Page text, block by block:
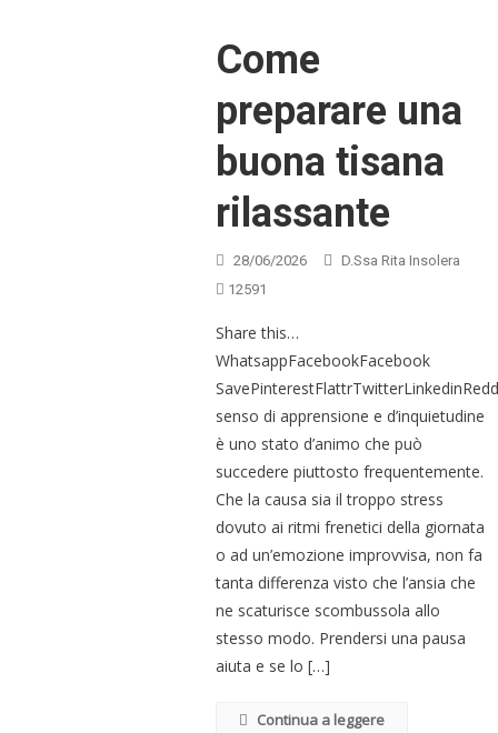
Come
preparare una
buona tisana
rilassante
28/06/2026
D.ssa Rita Insolera
12591
Share this…
WhatsappFacebookFacebook
senso di apprensione e d’inquietudine
è uno stato d’animo che può
succedere piuttosto frequentemente.
Che la causa sia il troppo stress
dovuto ai ritmi frenetici della giornata
o ad un’emozione improvvisa, non fa
tanta differenza visto che l’ansia che
ne scaturisce scombussola allo
stesso modo. Prendersi una pausa
aiuta e se lo […]
Continua a leggere